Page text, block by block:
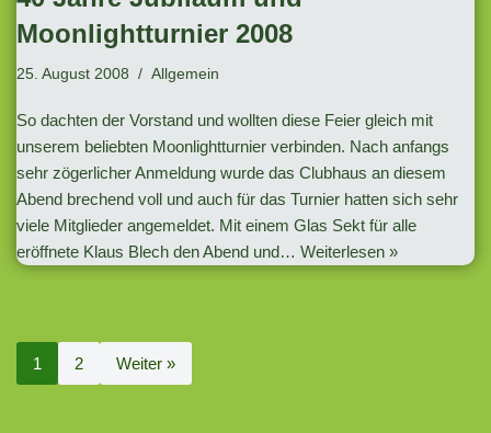
Moonlightturnier 2008
25. August 2008 Allgemein
So dachten der Vorstand und wollten diese Feier gleich mit
unserem beliebten Moonlightturnier verbinden. Nach anfangs
sehr zögerlicher Anmeldung wurde das Clubhaus an diesem
Abend brechend voll und auch für das Turnier hatten sich sehr
viele Mitglieder angemeldet. Mit einem Glas Sekt für alle
eröffnete Klaus Blech den Abend und… Weiterlesen »
1 2 Weiter »